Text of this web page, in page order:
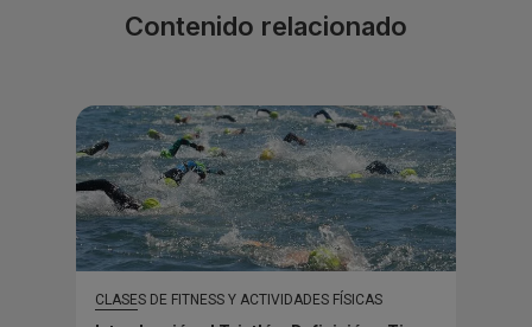
Contenido relacionado
CLASES DE FITNESS Y ACTIVIDADES FÍSICAS